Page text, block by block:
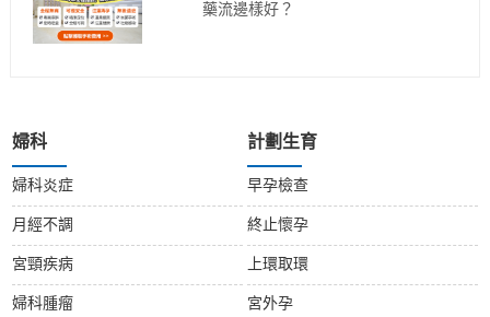
藥流邊樣好？
婦科
婦科炎症
月經不調
宮頸疾病
婦科腫瘤
計劃生育
早孕檢查
終止懷孕
上環取環
宮外孕